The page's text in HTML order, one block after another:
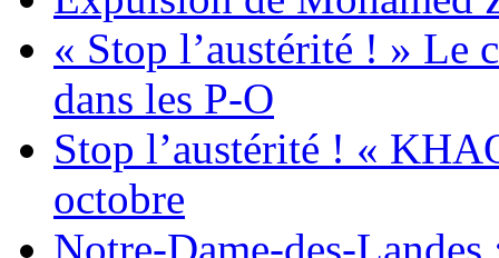
« Stop l’austérité ! » Le
dans les P-O
Stop l’austérité ! «
octobre